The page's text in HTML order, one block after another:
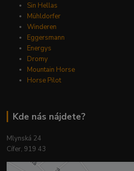
Sin Hellas
Mühldorfer
Winderen
Eggersmann
Energys
Dromy
Mountain Horse
Horse Pilot
Kde nás nájdete?
Mlynská 24
Cífer, 919 43